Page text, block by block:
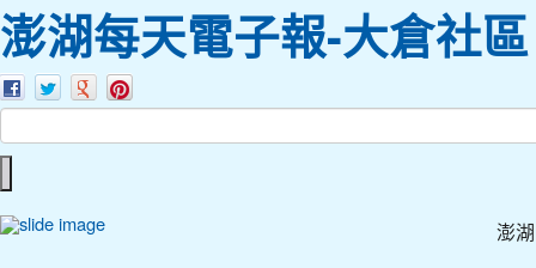
澎湖每天電子報-大倉社區
澎